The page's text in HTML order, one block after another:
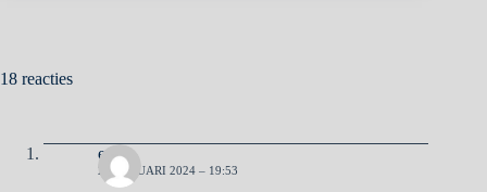
18 reacties
erik
2 FEBRUARI 2024 – 19:53